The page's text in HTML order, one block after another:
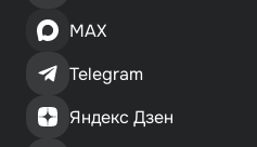
MAX
Telegram
Яндекс Дзен